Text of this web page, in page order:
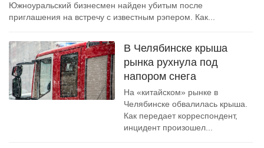
Южноуральский бизнесмен найден убитым после
приглашения на встречу с известным рэпером. Как...
В Челябинске крыша
рынка рухнула под
напором снега
На «китайском» рынке в
Челябинске обвалилась крыша.
Как передает корреспондент,
инцидент произошел...